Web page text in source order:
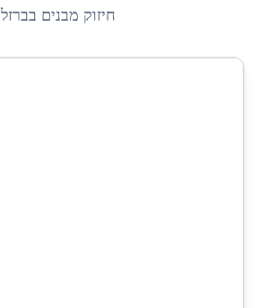
חיזוק מבנים בברזל